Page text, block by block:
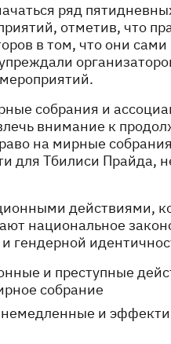
ряд
отметив, что
в том, что они
собрания и
внимание к
на мирные
для Тбилиси Прайда,
действиями,
национальное
гендерной
и преступные
собрание
и